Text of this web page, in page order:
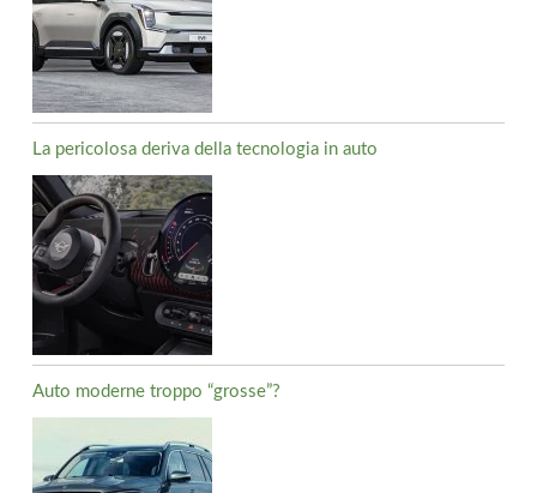
La pericolosa deriva della tecnologia in auto
Auto moderne troppo “grosse”?